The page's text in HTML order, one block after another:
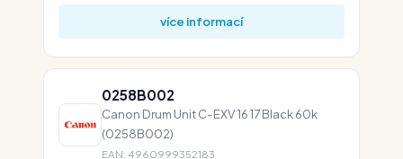
více informací
0258B002
Canon Drum Unit C-EXV 16 17 Black 60k
(0258B002)
EAN: 4960999352183